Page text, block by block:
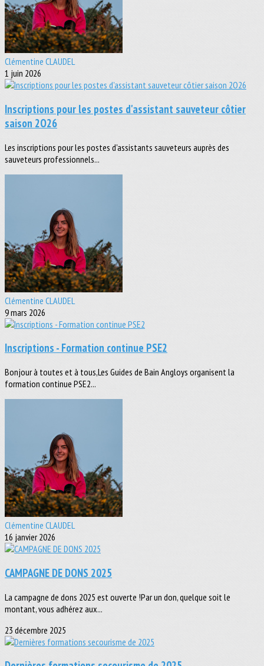
Clémentine CLAUDEL
1 juin 2026
Inscriptions pour les postes d'assistant sauveteur côtier
saison 2O26
Les inscriptions pour les postes d'assistants sauveteurs auprès des
sauveteurs professionnels...
Clémentine CLAUDEL
9 mars 2026
Inscriptions - Formation continue PSE2
Bonjour à toutes et à tous,Les Guides de Bain Angloys organisent la
formation continue PSE2...
Clémentine CLAUDEL
16 janvier 2026
CAMPAGNE DE DONS 2025
La campagne de dons 2025 est ouverte !Par un don, quelque soit le
montant, vous adhérez aux...
23 décembre 2025